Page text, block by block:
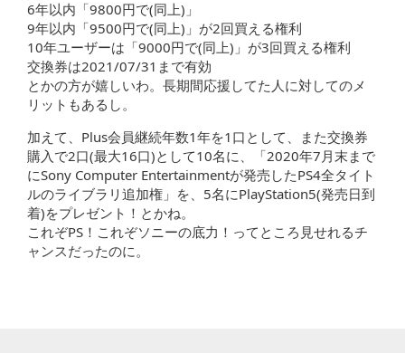
6年以内「9800円で(同上)」
9年以内「9500円で(同上)」が2回買える権利
10年ユーザーは「9000円で(同上)」が3回買える権利
交換券は2021/07/31まで有効
とかの方が嬉しいわ。長期間応援してた人に対してのメ
リットもあるし。
加えて、Plus会員継続年数1年を1口として、また交換券
購入で2口(最大16口)として10名に、「2020年7月末まで
にSony Computer Entertainmentが発売したPS4全タイト
ルのライブラリ追加権」を、5名にPlayStation5(発売日到
着)をプレゼント！とかね。
これぞPS！これぞソニーの底力！ってところ見せれるチ
ャンスだったのに。